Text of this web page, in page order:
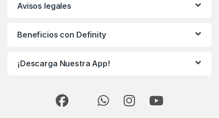
Avisos legales
Beneficios con Definity
¡Descarga Nuestra App!